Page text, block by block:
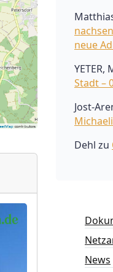
neue
YETER,
Stadt –
Jost-
Dehl zu
News